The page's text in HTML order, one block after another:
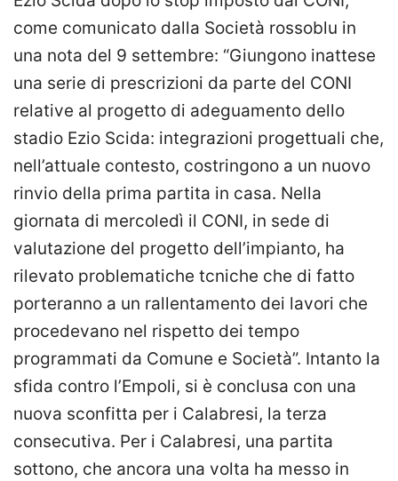
come comunicato dalla Società rossoblu in
una nota del 9 settembre: “Giungono inattese
una serie di prescrizioni da parte del CONI
relative al progetto di adeguamento dello
stadio Ezio Scida: integrazioni progettuali che,
nell’attuale contesto, costringono a un nuovo
rinvio della prima partita in casa. Nella
giornata di mercoledì il CONI, in sede di
valutazione del progetto dell’impianto, ha
rilevato problematiche tcniche che di fatto
porteranno a un rallentamento dei lavori che
procedevano nel rispetto dei tempo
programmati da Comune e Società”. Intanto la
sfida contro l’Empoli, si è conclusa con una
nuova sconfitta per i Calabresi, la terza
consecutiva. Per i Calabresi, una partita
sottono, che ancora una volta ha messo in